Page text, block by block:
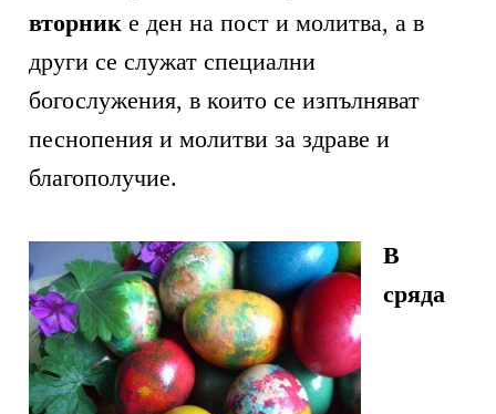
вторник е ден на пост и молитва, а в
други се служат специални
богослужения, в които се изпълняват
песнопения и молитви за здраве и
благополучие.
В
сряда